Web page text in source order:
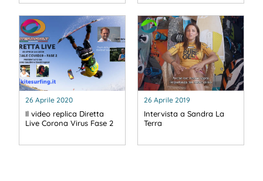
26 Aprile 2020
Il video replica Diretta
Live Corona Virus Fase 2
26 Aprile 2019
Intervista a Sandra La
Terra